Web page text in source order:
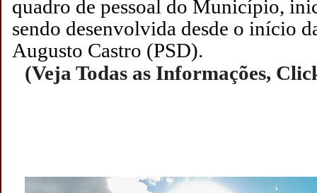
quadro de pessoal do Município,
sendo desenvolvida desde o início
Augusto Castro (PSD).
(Veja Todas as Informações,